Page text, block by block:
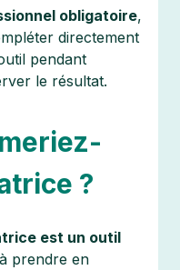
obligatoire,
directement
pendant
le résultat.
?
est un outil
prendre en